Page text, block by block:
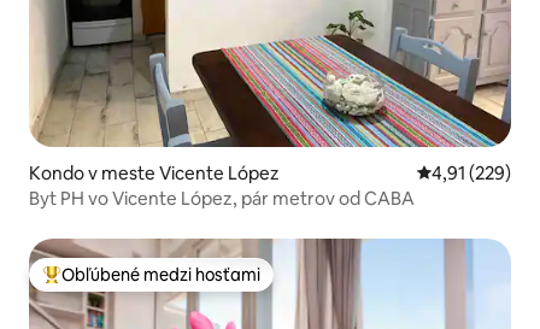
Kondo v meste Vicente López Priemerné
4,91 (229)
Byt PH vo Vicente López, pár metrov od CABA
Najobľúbenejšie medzi hosťami
Obľúbené medzi hosťami